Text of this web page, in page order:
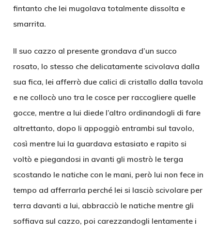
fintanto che lei mugolava totalmente dissolta e
smarrita.
Il suo cazzo al presente grondava d’un succo
rosato, lo stesso che delicatamente scivolava dalla
sua fica, lei afferrò due calici di cristallo dalla tavola
e ne collocò uno tra le cosce per raccogliere quelle
gocce, mentre a lui diede l’altro ordinandogli di fare
altrettanto, dopo li appoggiò entrambi sul tavolo,
così mentre lui la guardava estasiato e rapito si
voltò e piegandosi in avanti gli mostrò le terga
scostando le natiche con le mani, però lui non fece in
tempo ad afferrarla perché lei si lasciò scivolare per
terra davanti a lui, abbracciò le natiche mentre gli
soffiava sul cazzo, poi carezzandogli lentamente i